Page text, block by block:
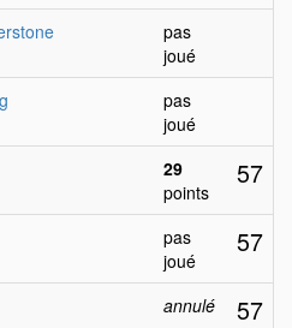
pas
joué
pas
joué
29
points
57
pas
joué
57
annulé 57